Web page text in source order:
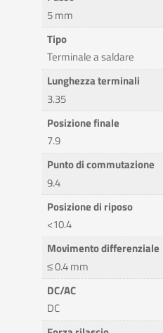
5 mm
Tipo
Terminale a saldare
Lunghezza terminali
3.35
Posizione finale
7.9
Punto di commutazione
9.4
Posizione di riposo
<10.4
Movimento differenziale
≤ 0.4 mm
DC/AC
DC